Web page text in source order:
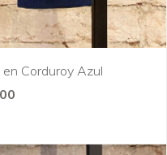
Corduroy Azul